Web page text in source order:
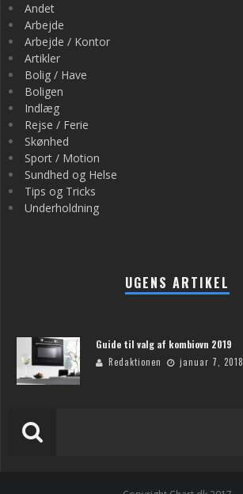
Andet
Arbejde
Arbejde / Kontor
Artikler
Bolig / Have
Boligen
Indlæg
Rejse / Ferie
Skønhed
Sport / Motion
Sundhed og Helse
Tips og Tricks
Underholdning
UGENS ARTIKEL
Guide til valg af kombiovn 2019
Redaktionen januar 7, 2018